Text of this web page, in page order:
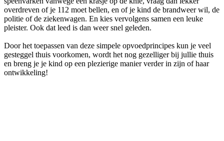
overdreven of je 112 moet bellen, en of je kind de brandweer wil, de
politie of de ziekenwagen. En kies vervolgens samen een leuke
pleister. Ook dat leed is dan weer snel geleden.
Door het toepassen van deze simpele opvoedprincipes kun je veel
gesteggel thuis voorkomen, wordt het nog gezelliger bij jullie thuis
en breng je je kind op een plezierige manier verder in zijn of haar
ontwikkeling!